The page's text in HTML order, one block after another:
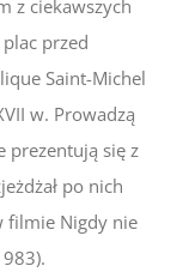
z ciekawszych
przed
Saint-Michel
w. Prowadzą
prezentują się z
po nich
filmie Nigdy nie